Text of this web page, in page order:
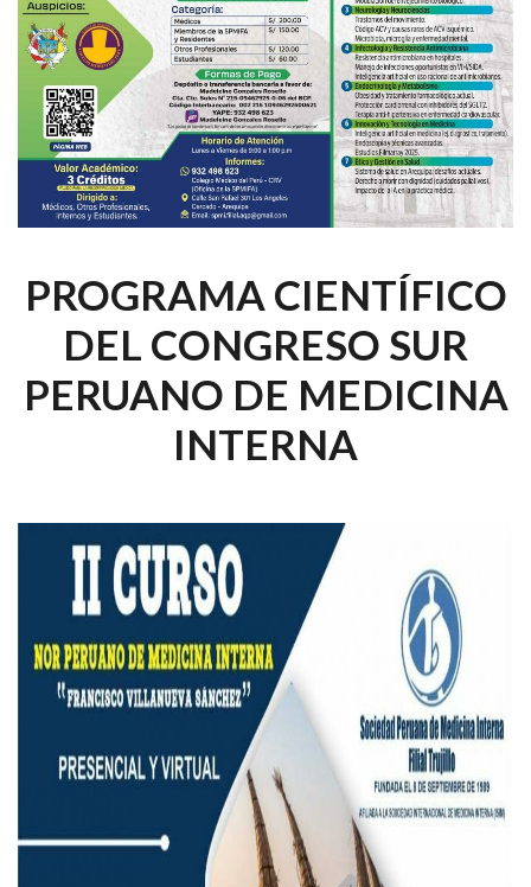
PROGRAMA CIENTÍFICO
DEL CONGRESO SUR
PERUANO DE MEDICINA
INTERNA